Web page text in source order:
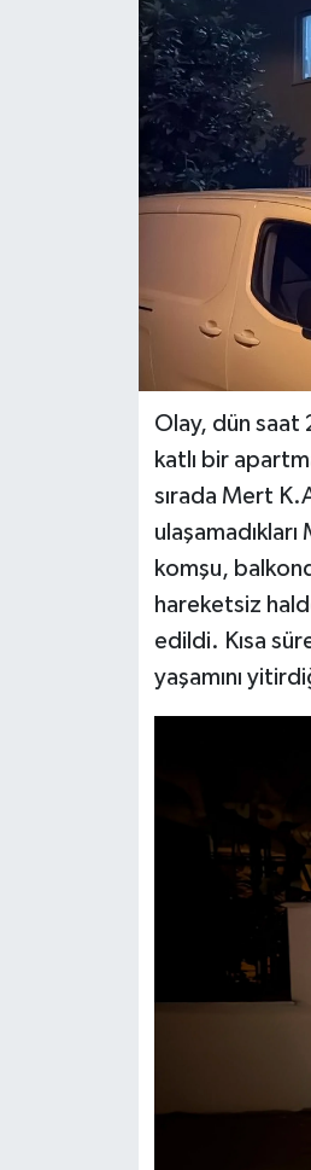
Olay, dün saat
katlı bir
sırada Mert
komşu,
hareketsiz
edildi. Kısa
yaşamını
TURİZM
RESMİ İLAN
MAGAZİN